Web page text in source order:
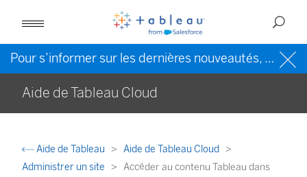
Pour s’informer sur les dernières nouveautés, veuillez consulter l’
Aide de Tableau Cloud
Aide de Tableau
Aide de Tableau Cloud
Administrer un site
Accéder au contenu Tableau dans